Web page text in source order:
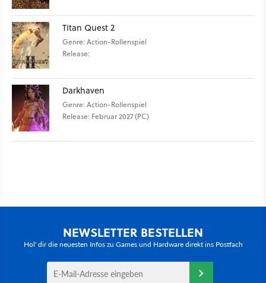
Titan Quest 2
Genre: Action-Rollenspiel
Release:
Darkhaven
Genre: Action-Rollenspiel
Release: Februar 2027 (PC)
NEWSLETTER BESTELLEN
Hol' dir die neuesten Infos zu Games und Hardware direkt ins Postfach